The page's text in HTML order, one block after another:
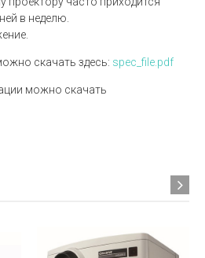
в неделю.
скачать здесь: spec_file.pdf
можно скачать